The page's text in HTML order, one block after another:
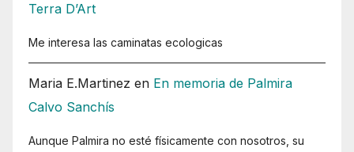
Terra D’Art
Me interesa las caminatas ecologicas
Maria E.Martinez en En memoria de Palmira
Calvo Sanchís
Aunque Palmira no esté físicamente con nosotros, su